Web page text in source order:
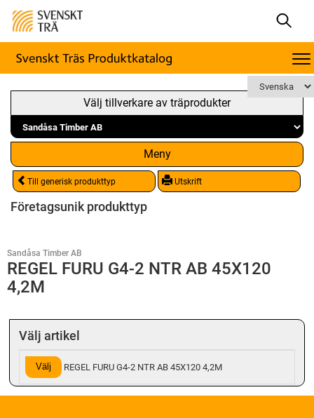
Välj tillverkare av träprodukter
Meny
Till generisk produkttyp Utskrift
Företagsunik produkttyp
Sandåsa Timber AB
REGEL FURU G4-2 NTR AB 45X120
4,2M
Välj artikel
Välj REGEL FURU G4-2 NTR AB 45X120 4,2M